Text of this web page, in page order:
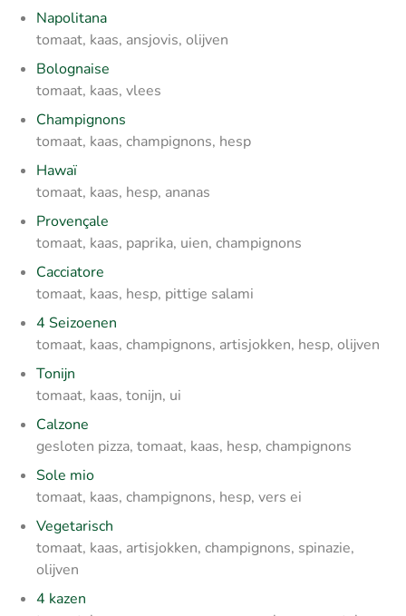
Napolitana
tomaat, kaas, ansjovis, olijven
Bolognaise
tomaat, kaas, vlees
Champignons
tomaat, kaas, champignons, hesp
Hawaï
tomaat, kaas, hesp, ananas
Provençale
tomaat, kaas, paprika, uien, champignons
Cacciatore
tomaat, kaas, hesp, pittige salami
4 Seizoenen
tomaat, kaas, champignons, artisjokken, hesp, olijven
Tonijn
tomaat, kaas, tonijn, ui
Calzone
gesloten pizza, tomaat, kaas, hesp, champignons
Sole mio
tomaat, kaas, champignons, hesp, vers ei
Vegetarisch
tomaat, kaas, artisjokken, champignons, spinazie,
olijven
4 kazen